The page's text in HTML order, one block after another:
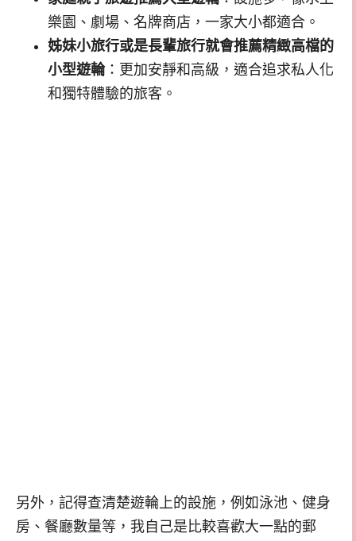
樂園、劇場、名牌商店，一家大小都適合。
姊妹小旅行或是長輩旅行就會推薦精緻高檔的
小型遊輪：更加安靜和高級，適合追求私人化
和獨特體驗的旅客。
另外，記得查清楚遊輪上的設施，例如泳池、健身
房、餐廳數量等，我自己是比較喜歡大一點的郵